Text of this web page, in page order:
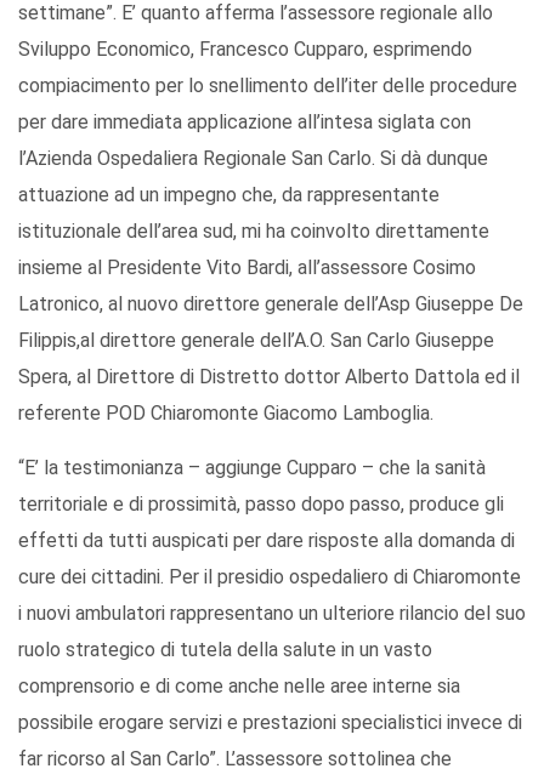
settimane”. E’ quanto afferma l’assessore regionale allo
Sviluppo Economico, Francesco Cupparo, esprimendo
compiacimento per lo snellimento dell’iter delle procedure
per dare immediata applicazione all’intesa siglata con
l’Azienda Ospedaliera Regionale San Carlo. Si dà dunque
attuazione ad un impegno che, da rappresentante
istituzionale dell’area sud, mi ha coinvolto direttamente
insieme al Presidente Vito Bardi, all’assessore Cosimo
Latronico, al nuovo direttore generale dell’Asp Giuseppe De
Filippis,al direttore generale dell’A.O. San Carlo Giuseppe
Spera, al Direttore di Distretto dottor Alberto Dattola ed il
referente POD Chiaromonte Giacomo Lamboglia.
“E’ la testimonianza – aggiunge Cupparo – che la sanità
territoriale e di prossimità, passo dopo passo, produce gli
effetti da tutti auspicati per dare risposte alla domanda di
cure dei cittadini. Per il presidio ospedaliero di Chiaromonte
i nuovi ambulatori rappresentano un ulteriore rilancio del suo
ruolo strategico di tutela della salute in un vasto
comprensorio e di come anche nelle aree interne sia
possibile erogare servizi e prestazioni specialistici invece di
far ricorso al San Carlo”. L’assessore sottolinea che